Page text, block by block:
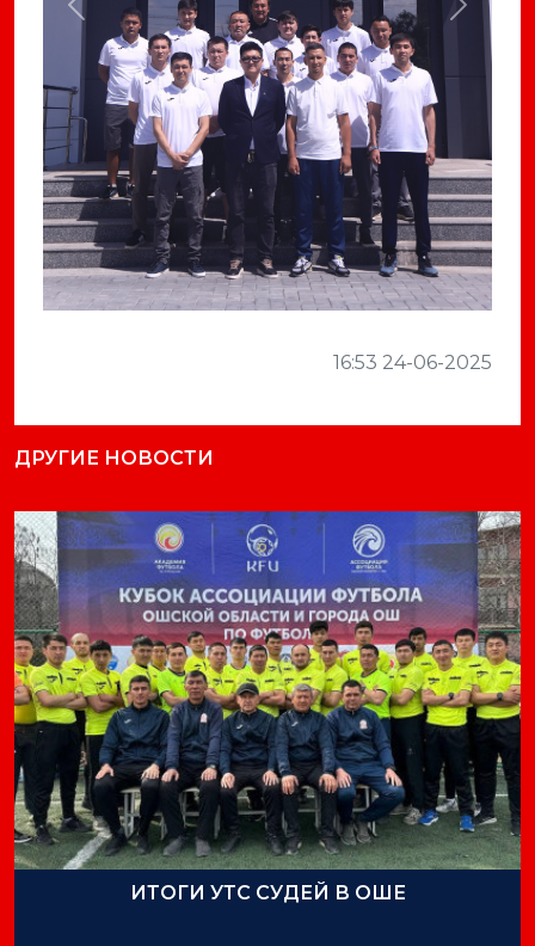
Previous Next
16:53 24-06-2025
ДРУГИЕ НОВОСТИ
ИТОГИ УТС СУДЕЙ В ОШЕ